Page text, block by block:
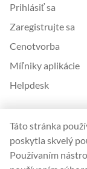
Prihlásiť sa
Zaregistrujte sa
Cenotvorba
Míľniky aplikácie
Helpdesk
English (English)
Deutsch (German)
Táto stránka
poskytla skvelý
Používaním